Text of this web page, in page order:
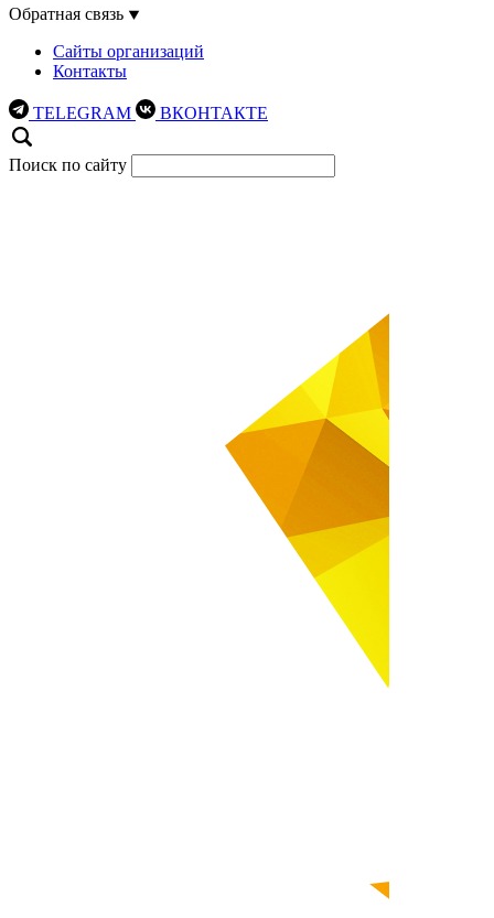
Обратная связь
Сайты организаций
Контакты
TELEGRAM ВКОНТАКТЕ
Поиск по сайту